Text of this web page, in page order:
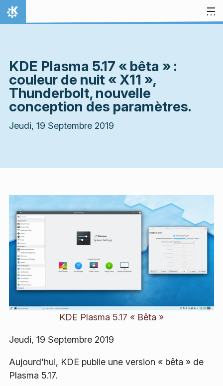
Aller directement au contenu
Accueil
KDE Plasma 5.17 « bêta » :
couleur de nuit « X11 »,
Thunderbolt, nouvelle
conception des paramètres.
Jeudi, 19 Septembre 2019
KDE Plasma 5.17 « Bêta »
Jeudi, 19 Septembre 2019
Aujourd'hui, KDE publie une version « bêta » de
Plasma 5.17.